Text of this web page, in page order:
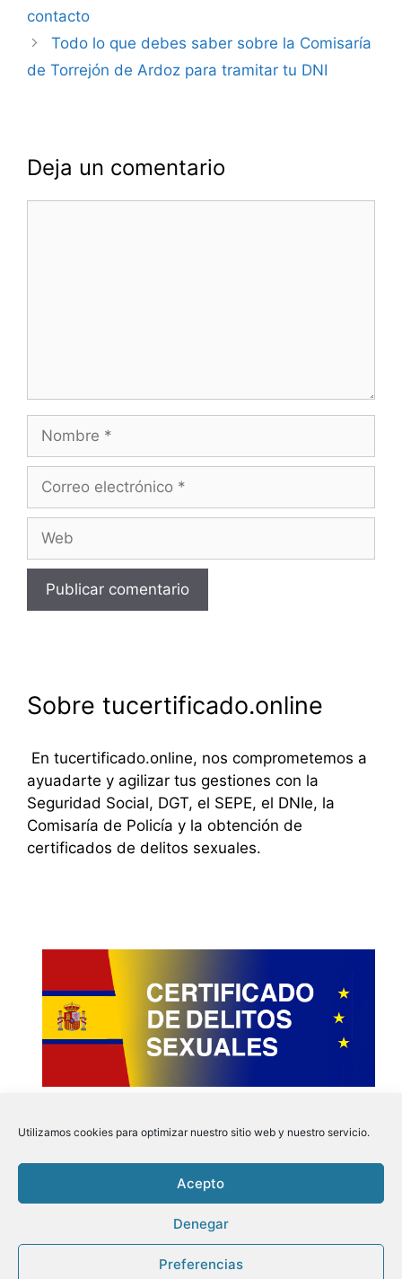
Utilizamos cookies para optimizar nuestro sitio web y nuestro servicio.
Acepto
Denegar
Preferencias
contacto
Todo lo que debes saber sobre la Comisaría
de Torrejón de Ardoz para tramitar tu DNI
Deja un comentario
Nombre
Correo
Web
Sobre tucertificado.online
En tucertificado.online, nos comprometemos a
ayuadarte y agilizar tus gestiones con la
Seguridad Social, DGT, el SEPE, el DNIe, la
Comisaría de Policía y la obtención de
certificados de delitos sexuales.
Instagram
Politica de Privacidad